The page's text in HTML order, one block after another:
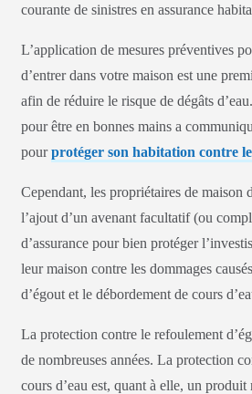
courante de sinistres en assurance
L’application de mesures préventives
d’entrer dans votre maison est une
afin de réduire le risque de dégâts
pour être en bonnes mains a
pourprotéger son habitation contre
Cependant, les propriétaires de maison
l’ajout d’un avenant facultatif (ou
d’assurance pour bien protéger
leur maison contre les dommages
d’égout et le débordement de cours
La protection contre le refoulement
de nombreuses années. La protection
cours d’eau est, quant à elle, un